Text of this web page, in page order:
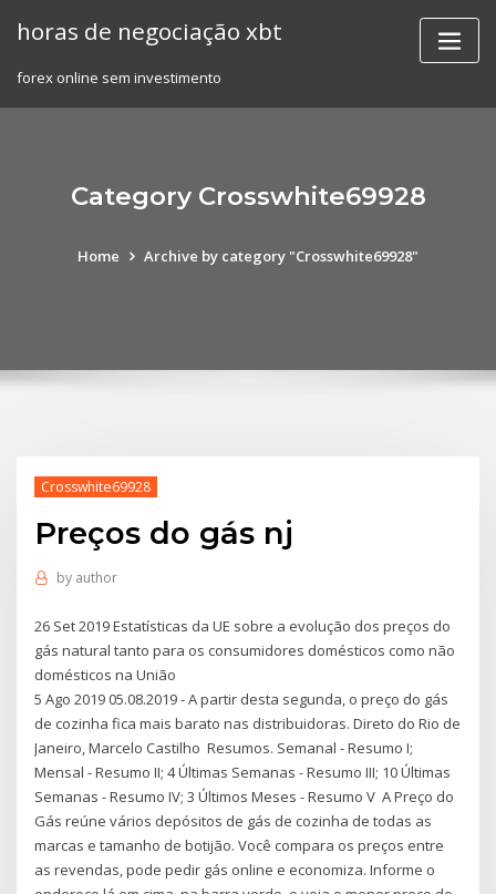
horas de negociação xbt
forex online sem investimento
Category Crosswhite69928
Home Archive by category "Crosswhite69928"
Crosswhite69928
Preços do gás nj
by author
26 Set 2019 Estatísticas da UE sobre a evolução dos preços do
gás natural tanto para os consumidores domésticos como não
domésticos na União
5 Ago 2019 05.08.2019 - A partir desta segunda, o preço do gás
de cozinha fica mais barato nas distribuidoras. Direto do Rio de
Janeiro, Marcelo Castilho Resumos. Semanal - Resumo I;
Mensal - Resumo II; 4 Últimas Semanas - Resumo III; 10 Últimas
Semanas - Resumo IV; 3 Últimos Meses - Resumo V A Preço do
Gás reúne vários depósitos de gás de cozinha de todas as
marcas e tamanho de botijão. Você compara os preços entre
as revendas, pode pedir gás online e economiza. Informe o